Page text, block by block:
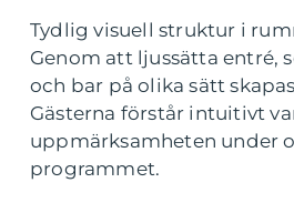
Tydlig visuell struktur i
Genom att ljussätta entré,
och bar på olika sätt
Gästerna förstår intuitivt
uppmärksamheten under
programmet.